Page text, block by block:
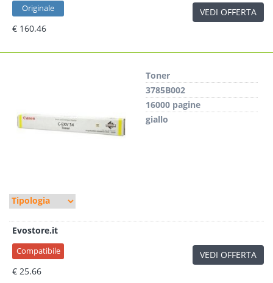
Originale
€ 160.46
VEDI OFFERTA
Toner
3785B002
16000 pagine
giallo
Evostore.it
Compatibile
€ 25.66
VEDI OFFERTA